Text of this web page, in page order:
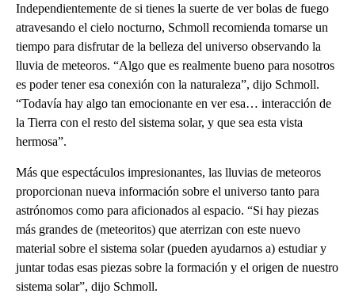
Independientemente de si tienes la suerte de ver bolas de fuego
atravesando el cielo nocturno, Schmoll recomienda tomarse un
tiempo para disfrutar de la belleza del universo observando la
lluvia de meteoros. “Algo que es realmente bueno para nosotros
es poder tener esa conexión con la naturaleza”, dijo Schmoll.
“Todavía hay algo tan emocionante en ver esa… interacción de
la Tierra con el resto del sistema solar, y que sea esta vista
hermosa”.
Más que espectáculos impresionantes, las lluvias de meteoros
proporcionan nueva información sobre el universo tanto para
astrónomos como para aficionados al espacio. “Si hay piezas
más grandes de (meteoritos) que aterrizan con este nuevo
material sobre el sistema solar (pueden ayudarnos a) estudiar y
juntar todas esas piezas sobre la formación y el origen de nuestro
sistema solar”, dijo Schmoll.